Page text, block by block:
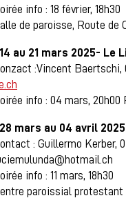
info : 18 février, 18h30
de paroisse, Route de
au 21 mars 2025- Le
:Vincent Baertschi,
info : 04 mars, 20h00
mars au 04 avril
: Guillermo Kerber,
info : 11 mars, 18h30
paroissial protestant